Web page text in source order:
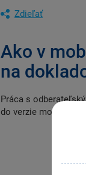
Zdieľať
Ako v
na
Práca s
do verzie mobilnej